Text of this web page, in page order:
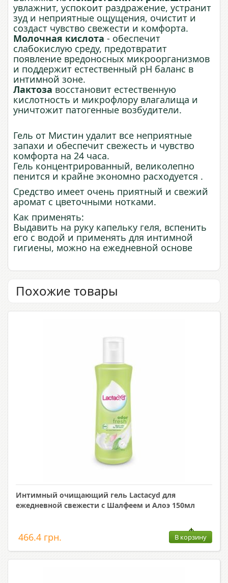
увлажнит, успокоит раздражение, устранит
зуд и неприятные ощущения, очистит и
создаст чувство свежести и комфорта.
Молочная кислота - обеспечит
слабокислую среду, предотвратит
появление вредоносных микроорганизмов
и поддержит естественный рН баланс в
интимной зоне.
Лактоза восстановит естественную
кислотность и микрофлору влагалища и
уничтожит патогенные возбудители.
Гель от Мистин удалит все неприятные
запахи и обеспечит свежесть и чувство
комфорта на 24 часа.
Гель концентрированный, великолепно
пенится и крайне экономно расходуется .
Средство имеет очень приятный и свежий
аромат с цветочными нотками.
Как применять:
Выдавить на руку капельку геля, вспенить
его с водой и применять для интимной
гигиены, можно на ежедневной основе
Похожие товары
Интимный очищающий гель Lactacyd для
ежедневной свежести с Шалфеем и Алоэ 150мл
466.4 грн. В корзину